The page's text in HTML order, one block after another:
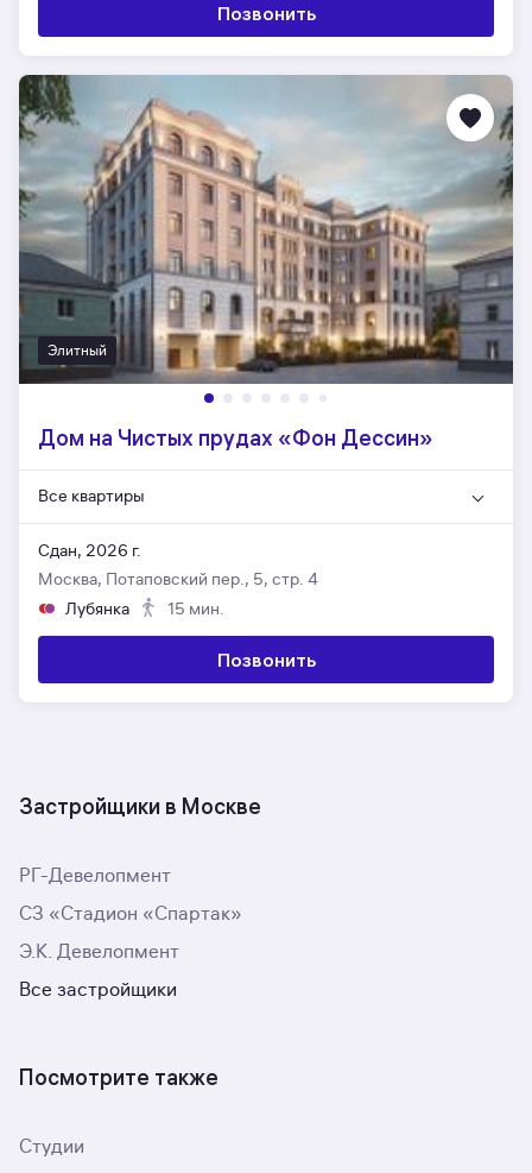
Позвонить
Элитный
Дом на Чистых прудах «Фон Дессин»
Все квартиры
Сдан, 2026 г.
Москва, Потаповский пер., 5, стр. 4
Лубянка
15 мин.
Позвонить
Застройщики в Москве
РГ-Девелопмент
СЗ «Стадион «Спартак»
Э.К. Девелопмент
Все застройщики
Посмотрите также
Студии